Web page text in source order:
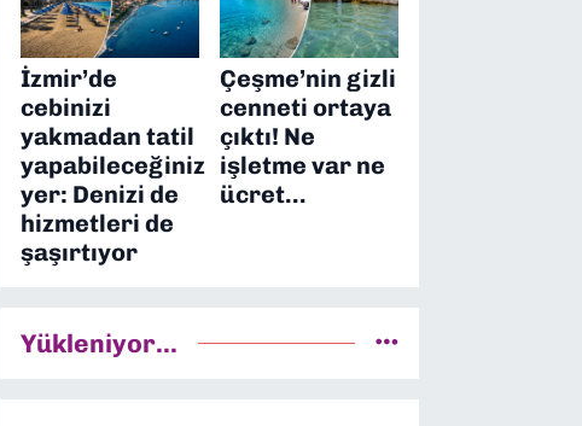
İzmir’de
cebinizi
yakmadan tatil
yapabileceğiniz
yer: Denizi de
hizmetleri de
şaşırtıyor
Çeşme’nin gizli
cenneti ortaya
çıktı! Ne
işletme var ne
ücret…
Yükleniyor...